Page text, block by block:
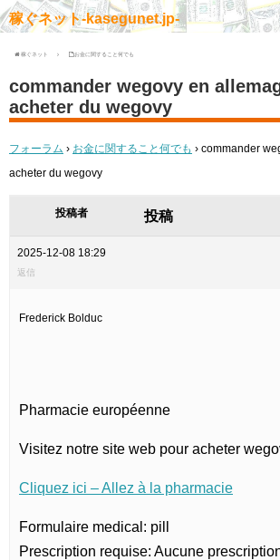
稼ぐネット-kasegunet.jp-
稼ぐネット お金に関すること何でも
commander wegovy en
acheter du wegovy
フォーラム › お金に関すること何でも › commander
acheter du wegovy
投稿者 投稿
2025-12-08 18:29
返信
Frederick Bolduc
Pharmacie européenne
Visitez notre site web pour acheter
Cliquez ici – Allez à la pharmacie
Formulaire medical: pill
Prescription requise: Aucune